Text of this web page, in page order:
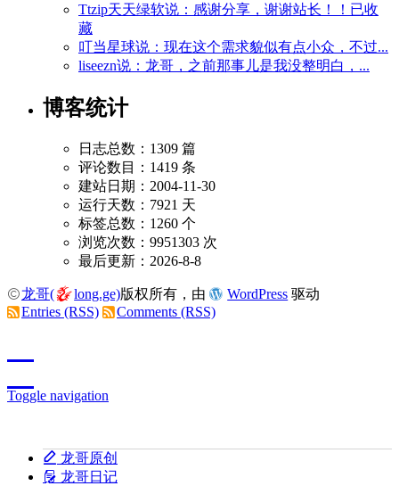
Ttzip天天绿软说：感谢分享，谢谢站长！！已收
藏
叮当星球说：现在这个需求貌似有点小众，不过...
liseezn说：龙哥，之前那事儿是我没整明白，...
博客统计
日志总数：1309 篇
评论数目：1419 条
建站日期：2004-11-30
运行天数：7921 天
标签总数：1260 个
浏览次数：9951303 次
最后更新：2026-8-8
龙哥( long.ge)版权所有，由 WordPress 驱动
Entries (RSS)
Comments (RSS)
Toggle navigation
龙哥原创
龙哥日记